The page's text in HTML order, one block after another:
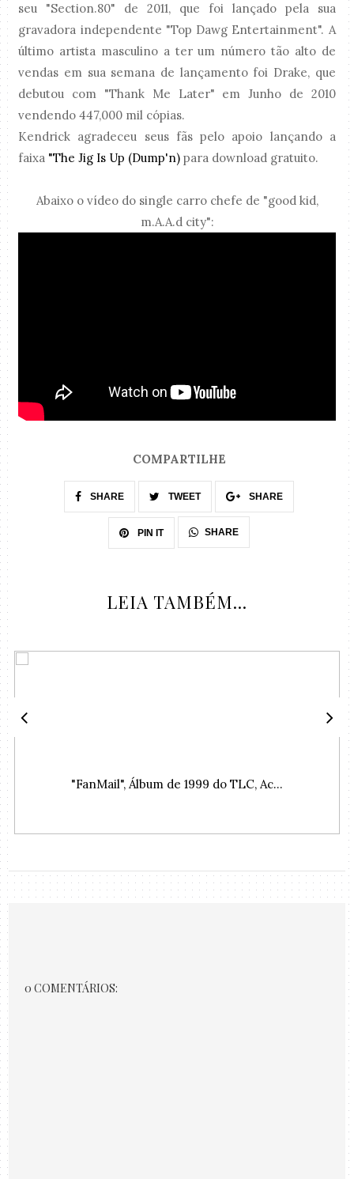
seu "Section.80" de 2011, que foi lançado pela sua
gravadora independente "Top Dawg Entertainment". A
último artista masculino a ter um número tão alto de
vendas em sua semana de lançamento foi Drake, que
debutou com "Thank Me Later" em Junho de 2010
vendendo 447,000 mil cópias.
Kendrick agradeceu seus fãs pelo apoio lançando a
faixa "The Jig Is Up (Dump'n) para download gratuito.
Abaixo o vídeo do single carro chefe de "good kid,
m.A.A.d city":
COMPARTILHE
SHARE TWEET SHARE
PIN IT SHARE
LEIA TAMBÉM...
"FanMail", Álbum de 1999 do TLC, Ac...
0 COMENTÁRIOS: